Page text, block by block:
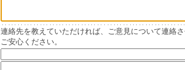
連絡先を教えていただければ、ご意見について連絡
ご安心ください。